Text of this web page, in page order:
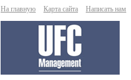
На главную Карта сайта Написать нам